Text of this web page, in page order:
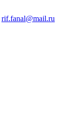
rif.fanal@mail.ru